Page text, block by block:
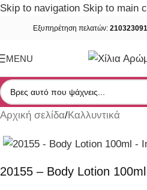
Skip to navigation Skip to main
Εξυπηρέτηση πελατών:
MENU
Αρχική σελίδα/Καλλυντικά
20155 – Body Lotion 100ml